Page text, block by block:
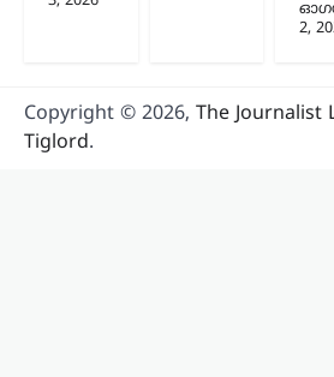
2,
Copyright © 2026, The Journalist
Tiglord.